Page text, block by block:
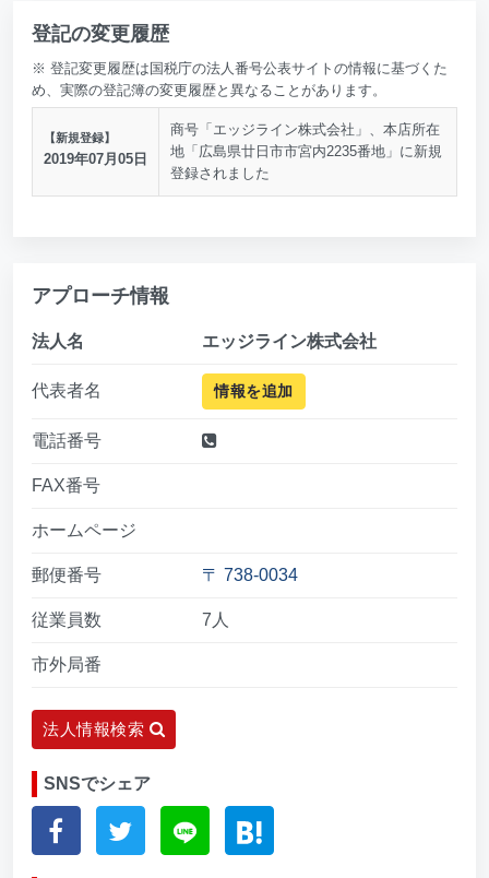
登記の変更履歴
※ 登記変更履歴は国税庁の法人番号公表サイトの情報に基づくた
め、実際の登記簿の変更履歴と異なることがあります。
【新規登録】
2019年07月05日
商号「エッジライン株式会社」、本店所在
地「広島県廿日市市宮内2235番地」に新規
登録されました
アプローチ情報
法人名 エッジライン株式会社
代表者名 情報を追加
電話番号
FAX番号
ホームページ
郵便番号 〒 738-0034
従業員数 7人
市外局番
法人情報検索
SNSでシェア